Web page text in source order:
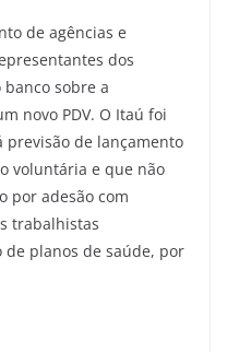
de agências e
dos
sobre a
novo PDV. O Itaú foi
de lançamento
voluntária e que não
por adesão com
trabalhistas
planos de saúde, por